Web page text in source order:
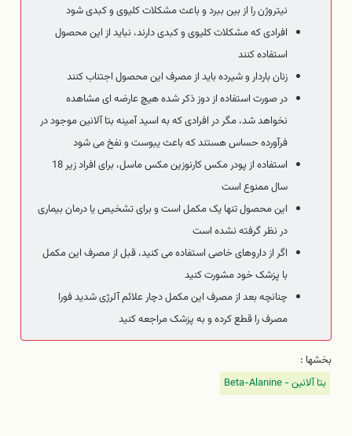
نیتروژن را از بین ببرد و باعث مشکلات کلیوی و کبدی شود
افرادی که مشکلات کلیوی و کبدی دارند، نباید از این محصول
استفاده کنند
زنان باردار و شیرده باید از مصرف این محصول اجتناب کنند
در صورت استفاده از دوز ذکر شده هیچ عارضه ای مشاهده
نخواهد شد، مگر در افرادی که به اسید آمینه بتا آلانین موجود در
فرآورده حساس هستند که باعث یبوست و نفخ می شود
استفاده از پودر مکس کارنوزین مکس ماسل، برای افراد زیر 18
سال ممنوع است
این محصول تنها یک مکمل است و برای تشخیص یا درمان بیماری
در نظر گرفته نشده است
اگر از داروهای خاصی استفاده می کنید، قبل از مصرف این مکمل
با پزشک خود مشورت کنید
چنانچه بعد از مصرف این مکمل دچار علائم آلرژی شدید فورا
مصرف را قطع کرده و به پزشک مراجعه کنید
بخشها :
بتا آلانین - Beta-Alanine